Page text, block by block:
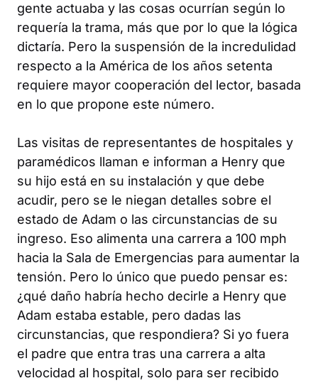
gente actuaba y las cosas ocurrían según lo
requería la trama, más que por lo que la lógica
dictaría. Pero la suspensión de la incredulidad
respecto a la América de los años setenta
requiere mayor cooperación del lector, basada
en lo que propone este número.
Las visitas de representantes de hospitales y
paramédicos llaman e informan a Henry que
su hijo está en su instalación y que debe
acudir, pero se le niegan detalles sobre el
estado de Adam o las circunstancias de su
ingreso. Eso alimenta una carrera a 100 mph
hacia la Sala de Emergencias para aumentar la
tensión. Pero lo único que puedo pensar es:
¿qué daño habría hecho decirle a Henry que
Adam estaba estable, pero dadas las
circunstancias, que respondiera? Si yo fuera
el padre que entra tras una carrera a alta
velocidad al hospital, solo para ser recibido